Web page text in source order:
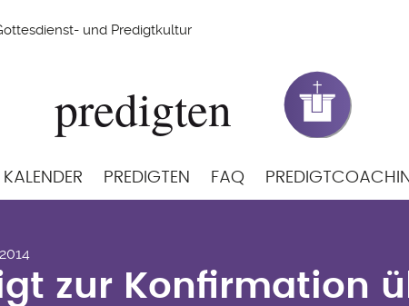
und Predigtkultur
PREDIGTEN FAQ
27 von Georg
zur Konfirmation